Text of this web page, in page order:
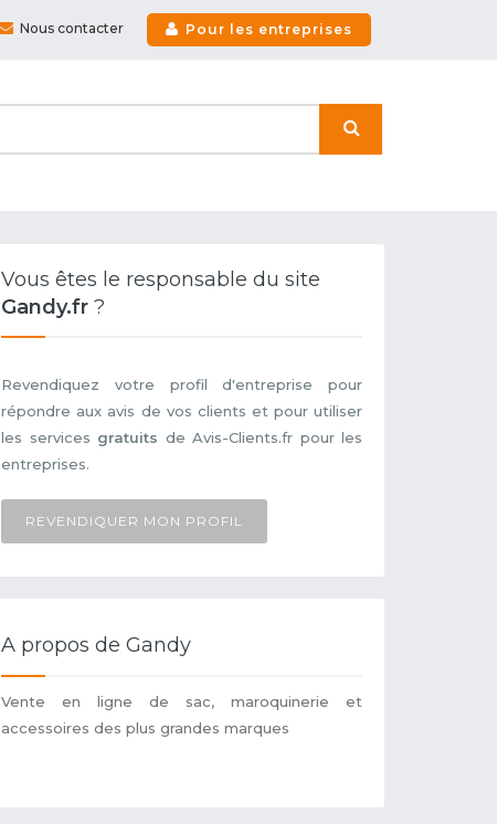
Nous contacter Pour les entreprises
Vous êtes le responsable du site
Gandy.fr ?
Revendiquez votre profil d'entreprise pour
répondre aux avis de vos clients et pour utiliser
les services gratuits de Avis-Clients.fr pour les
entreprises.
REVENDIQUER MON PROFIL
A propos de Gandy
Vente en ligne de sac, maroquinerie et
accessoires des plus grandes marques